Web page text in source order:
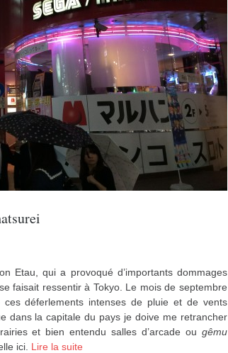
Etau, qui a provoqué d’importants dommages
faisait ressentir à Tokyo. Le mois de septembre
déferlements intenses de pluie et de vents
dans la capitale du pays je doive me retrancher
et bien entendu salles d’arcade ou gêmu
ici. Lire la suite